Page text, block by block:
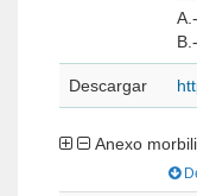
Descargar
Anexo